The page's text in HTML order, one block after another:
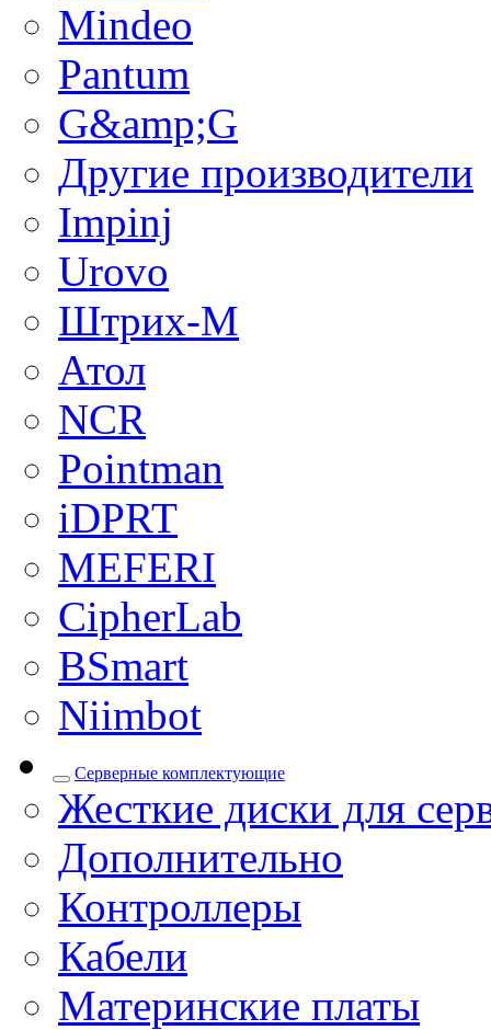
Mindeo
Pantum
G&amp;G
Другие производители
Impinj
Urovo
Штрих-М
Атол
NCR
Pointman
iDPRT
MEFERI
CipherLab
BSmart
Niimbot
Серверные комплектующие
Жесткие диски для
Дополнительно
Контроллеры
Кабели
Материнские платы